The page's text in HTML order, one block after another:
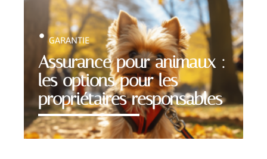
Assurance pour animaux :
les options pour les
propriétaires responsables
GARANTIE